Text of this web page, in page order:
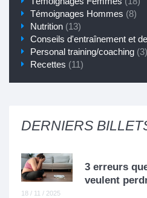
Témoignages Hommes (8)
Nutrition (13)
Conseils d'entraînement et
Personal training/coaching (3)
Recettes (11)
DERNIERS
3 erreurs
veulent
18 / 11 / 2025